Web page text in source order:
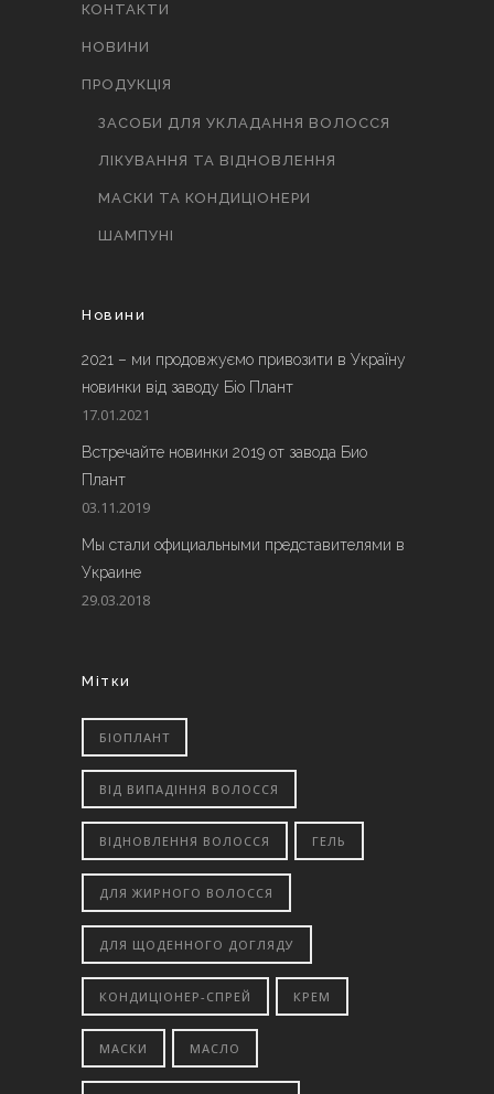
КОНТАКТИ
НОВИНИ
ПРОДУКЦІЯ
ЗАСОБИ ДЛЯ УКЛАДАННЯ ВОЛОССЯ
ЛІКУВАННЯ ТА ВІДНОВЛЕННЯ
МАСКИ ТА КОНДИЦІОНЕРИ
ШАМПУНІ
Новини
2021 – ми продовжуємо привозити в Україну
новинки від заводу Біо Плант
17.01.2021
Встречайте новинки 2019 от завода Био
Плант
03.11.2019
Мы стали официальными представителями в
Украине
29.03.2018
Мітки
БІОПЛАНТ
ВІД ВИПАДІННЯ ВОЛОССЯ
ВІДНОВЛЕННЯ ВОЛОССЯ ГЕЛЬ
ДЛЯ ЖИРНОГО ВОЛОССЯ
ДЛЯ ЩОДЕННОГО ДОГЛЯДУ
КОНДИЦІОНЕР-СПРЕЙ КРЕМ
МАСКИ МАСЛО